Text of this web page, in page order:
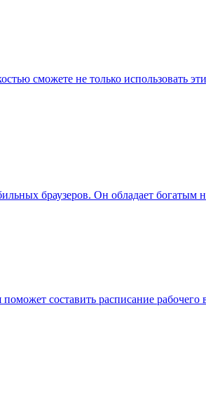
сможете не только использовать
браузеров. Он обладает
составить расписание